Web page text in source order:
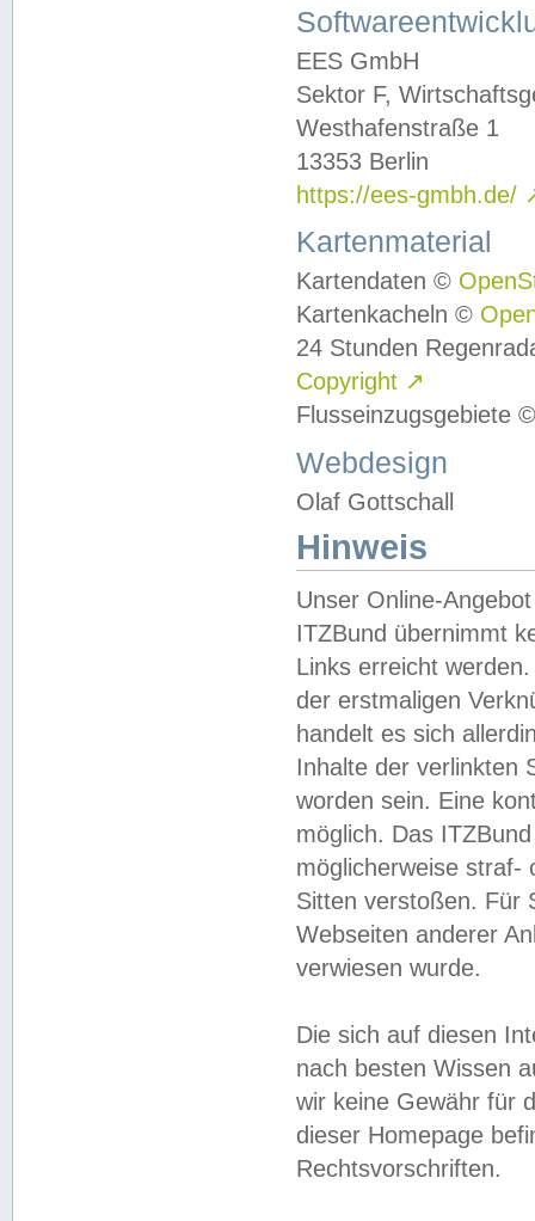
EES GmbH
Sektor F,
Westhafenstraße 1
13353 Berlin
https://ees-gmbh.de/
Kartenmaterial
Kartendaten ©
Kartenkacheln ©
24 Stunden
Copyright ↗
Flusseinzugsgebiete
Webdesign
Olaf Gottschall
Hinweis
Unser Online-
ITZBund übernimmt
Links erreicht
der erstmaligen
handelt es sich
Inhalte der verlinkten
worden sein. Eine
möglich. Das
möglicherweise straf-
Sitten verstoßen. Für
Webseiten anderer
verwiesen wurde.
Die sich auf diesen
nach besten Wissen
wir keine Gewähr für
dieser Homepage
Rechtsvorschriften.